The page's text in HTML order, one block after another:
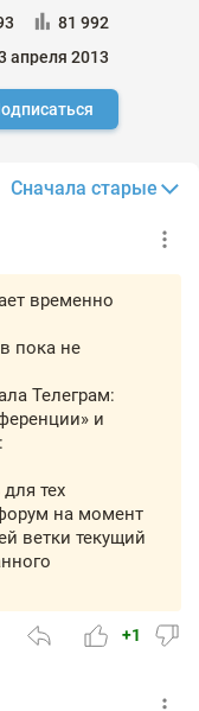
81 992
апреля 2013
Сначала старые
временно
пока не
Телеграм:
и
тех
на момент
ветки текущий
+1